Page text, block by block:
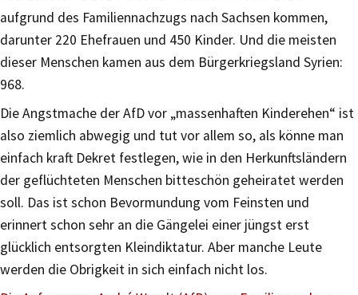
aufgrund des Familiennachzugs nach Sachsen kommen,
darunter 220 Ehefrauen und 450 Kinder. Und die meisten
dieser Menschen kamen aus dem Bürgerkriegsland Syrien:
968.
Die Angstmache der AfD vor „massenhaften Kinderehen“ ist
also ziemlich abwegig und tut vor allem so, als könne man
einfach kraft Dekret festlegen, wie in den Herkunftsländern
der geflüchteten Menschen bitteschön geheiratet werden
soll. Das ist schon Bevormundung vom Feinsten und
erinnert schon sehr an die Gängelei einer jüngst erst
glücklich entsorgten Kleindiktatur. Aber manche Leute
werden die Obrigkeit in sich einfach nicht los.